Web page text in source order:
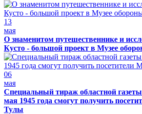
13
мая
О знаменитом путешественнике и
Кусто - большой проект в Музее
06
мая
Специальный тираж областной
мая 1945 года смогут получить
Тулы